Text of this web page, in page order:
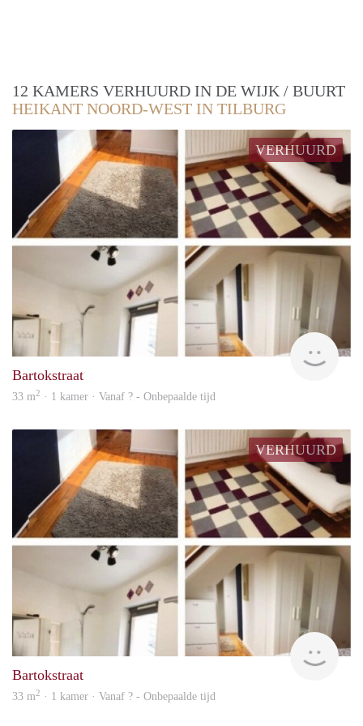
12 KAMERS VERHUURD IN DE WIJK / BUURT
HEIKANT NOORD-WEST IN TILBURG
VERHUURD
Bartokstraat
33 m2 · 1 kamer · Vanaf ? - Onbepaalde tijd
VERHUURD
Bartokstraat
33 m2 · 1 kamer · Vanaf ? - Onbepaalde tijd